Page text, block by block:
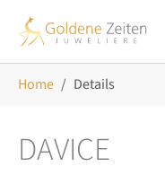
Home Details
DAVICE